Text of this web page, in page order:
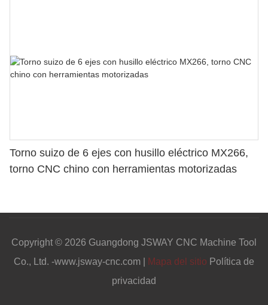
Torno suizo de 6 ejes con husillo eléctrico MX266,
torno CNC chino con herramientas motorizadas
Copyright © 2026 Guangdong JSWAY CNC Machine Tool
Co., Ltd. -www.jsway-cnc.com |
Mapa del sitio Política de
privacidad